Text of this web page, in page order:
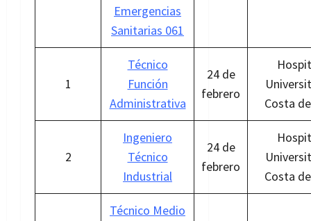
Emergencias
Sanitarias 061
1
Técnico
Función
Administrativa
24 de
febrero
Costa
2
Ingeniero
Técnico
Industrial
24 de
febrero
Costa
Técnico Medio